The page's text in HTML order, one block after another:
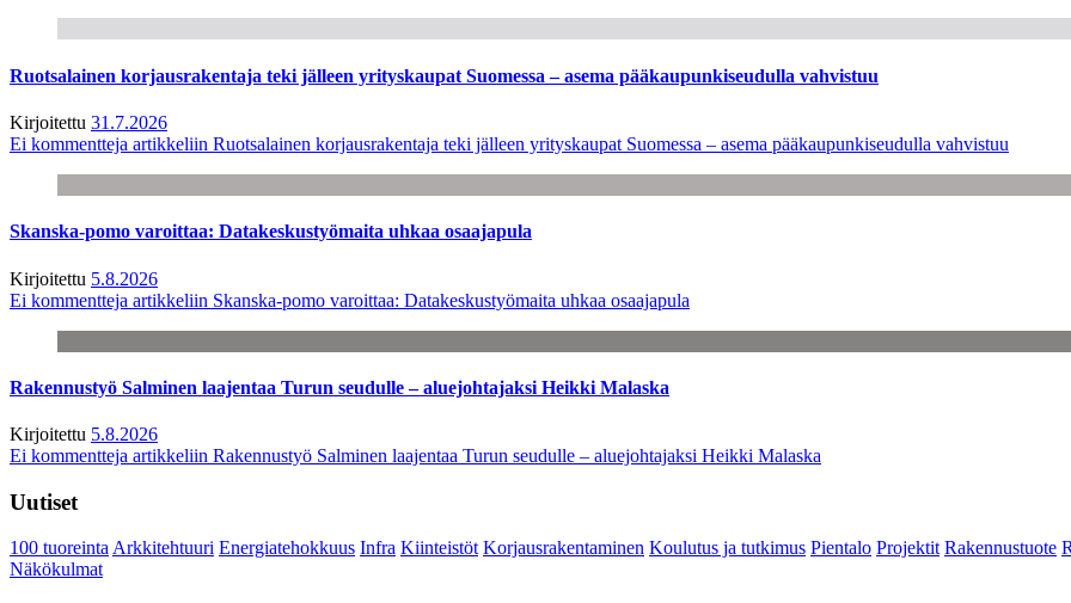
Ruotsalainen korjausrakentaja teki jälleen yrityskaupat Suomessa – asema pääkaupunkiseudulla vahvistuu
Kirjoitettu 31.7.2026
Ei kommentteja artikkeliin Ruotsalainen korjausrakentaja teki jälleen yrityskaupat Suomessa – asema pääkaupunkiseudulla vahvistuu
Skanska-pomo varoittaa: Datakeskustyömaita uhkaa osaajapula
Kirjoitettu 5.8.2026
Ei kommentteja artikkeliin Skanska-pomo varoittaa: Datakeskustyömaita uhkaa osaajapula
Rakennustyö Salminen laajentaa Turun seudulle – aluejohtajaksi Heikki Malaska
Kirjoitettu 5.8.2026
Ei kommentteja artikkeliin Rakennustyö Salminen laajentaa Turun seudulle – aluejohtajaksi Heikki Malaska
Uutiset
100 tuoreintaArkkitehtuuri Energiatehokkuus Infra Kiinteistöt Korjausrakentaminen Koulutus ja tutkimus Pientalo Projektit Rakennustuote
Näkökulmat